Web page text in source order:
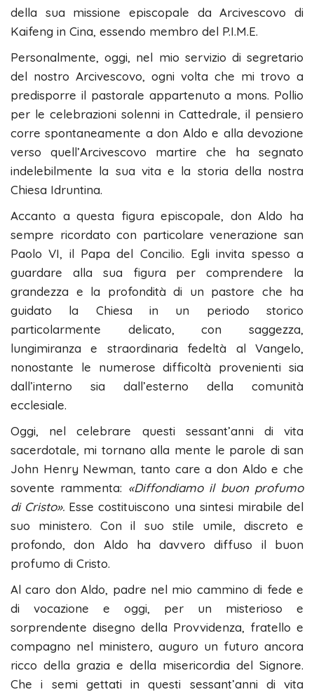
della sua missione episcopale da Arcivescovo di
Kaifeng in Cina, essendo membro del P.I.M.E.
Personalmente, oggi, nel mio servizio di segretario
del nostro Arcivescovo, ogni volta che mi trovo a
predisporre il pastorale appartenuto a mons. Pollio
per le celebrazioni solenni in Cattedrale, il pensiero
corre spontaneamente a don Aldo e alla devozione
verso quell’Arcivescovo martire che ha segnato
indelebilmente la sua vita e la storia della nostra
Chiesa Idruntina.
Accanto a questa figura episcopale, don Aldo ha
sempre ricordato con particolare venerazione san
Paolo VI, il Papa del Concilio. Egli invita spesso a
guardare alla sua figura per comprendere la
grandezza e la profondità di un pastore che ha
guidato la Chiesa in un periodo storico
particolarmente delicato, con saggezza,
lungimiranza e straordinaria fedeltà al Vangelo,
nonostante le numerose difficoltà provenienti sia
dall’interno sia dall’esterno della comunità
ecclesiale.
Oggi, nel celebrare questi sessant’anni di vita
sacerdotale, mi tornano alla mente le parole di san
John Henry Newman, tanto care a don Aldo e che
sovente rammenta: «Diffondiamo il buon profumo
di Cristo». Esse costituiscono una sintesi mirabile del
suo ministero. Con il suo stile umile, discreto e
profondo, don Aldo ha davvero diffuso il buon
profumo di Cristo.
Al caro don Aldo, padre nel mio cammino di fede e
di vocazione e oggi, per un misterioso e
sorprendente disegno della Provvidenza, fratello e
compagno nel ministero, auguro un futuro ancora
ricco della grazia e della misericordia del Signore.
Che i semi gettati in questi sessant’anni di vita